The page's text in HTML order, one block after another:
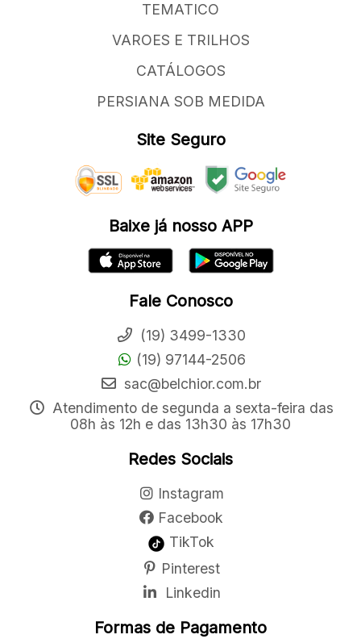
TEMATICO
VAROES E TRILHOS
CATÁLOGOS
PERSIANA SOB MEDIDA
Site Seguro
Baixe já nosso APP
Fale Conosco
(19) 3499-1330
(19) 97144-2506
sac@belchior.com.br
Atendimento de segunda a sexta-feira das
08h às 12h e das 13h30 às 17h30
Redes Sociais
Instagram
Facebook
TikTok
Pinterest
Linkedin
Formas de Pagamento